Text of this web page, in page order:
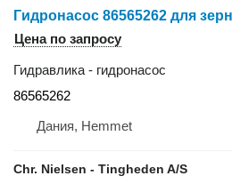
Цена по запросу
Гидравлика - гидронасос
86565262
Дания, Hemmet
Chr. Nielsen - Tingheden A/S